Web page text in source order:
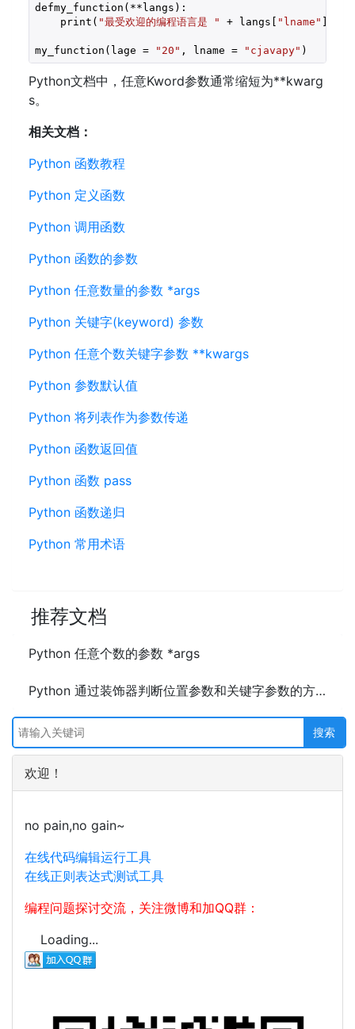
defmy_function(**langs):
    print(
"最受欢迎的编程语言是 " + langs[ "lname" ])
my_function(lage = "20" , lname = "cjavapy" )
Python文档中，任意Kword参数通常缩短为**kwarg
s。
相关文档：
Python 函数教程
Python 定义函数
Python 调用函数
Python 函数的参数
Python 任意数量的参数 *args
Python 关键字(keyword) 参数
Python 任意个数关键字参数 **kwargs
Python 参数默认值
Python 将列表作为参数传递
Python 函数返回值
Python 函数 pass
Python 函数递归
Python 常用术语
推荐文档
Python 任意个数的参数 *args
Python 通过装饰器判断位置参数和关键字参数的方法及示例代码
欢迎！
no pain,no gain~
在线代码编辑运行工具
在线正则表达式测试工具
编程问题探讨交流，关注微博和加QQ群：
Loading...